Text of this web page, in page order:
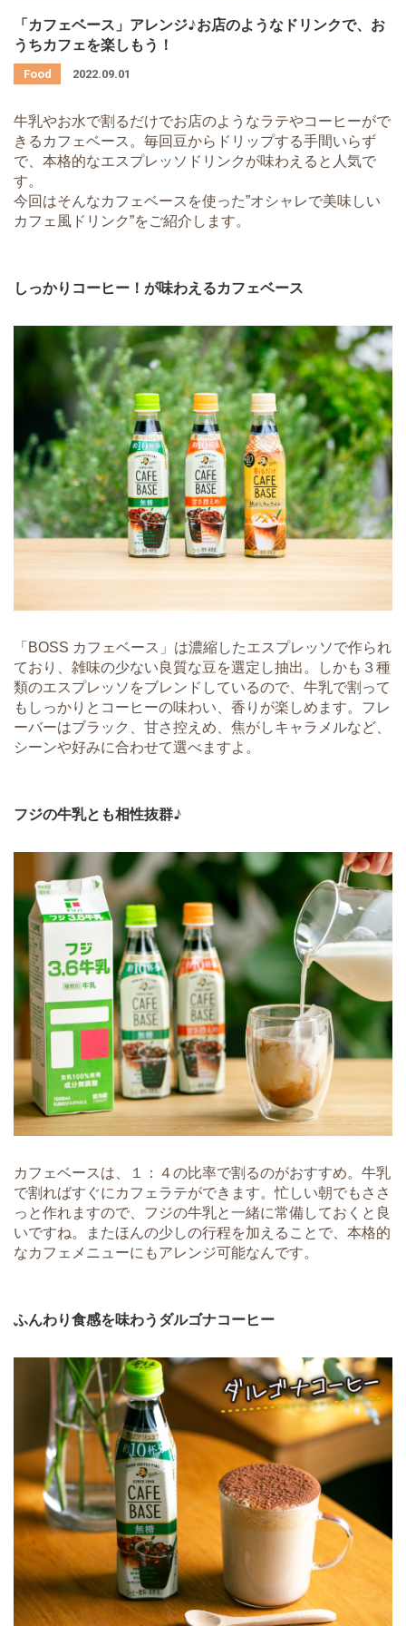
「カフェベース」アレンジ♪お店のようなドリンクで、お
うちカフェを楽しもう！
2022.09.01
牛乳やお水で割るだけでお店のようなラテやコーヒーがで
きるカフェベース。毎回豆からドリップする手間いらず
で、本格的なエスプレッソドリンクが味わえると人気で
す。
今回はそんなカフェベースを使った”オシャレで美味しい
カフェ風ドリンク”をご紹介します。
しっかりコーヒー！が味わえるカフェベース
「BOSS カフェベース」は濃縮したエスプレッソで作られ
ており、雑味の少ない良質な豆を選定し抽出。しかも３種
類のエスプレッソをブレンドしているので、牛乳で割って
もしっかりとコーヒーの味わい、香りが楽しめます。フレ
ーバーはブラック、甘さ控えめ、焦がしキャラメルなど、
シーンや好みに合わせて選べますよ。
フジの牛乳とも相性抜群♪
カフェベースは、１：４の比率で割るのがおすすめ。牛乳
で割ればすぐにカフェラテができます。忙しい朝でもささ
っと作れますので、フジの牛乳と一緒に常備しておくと良
いですね。またほんの少しの行程を加えることで、本格的
なカフェメニューにもアレンジ可能なんです。
ふんわり食感を味わうダルゴナコーヒー